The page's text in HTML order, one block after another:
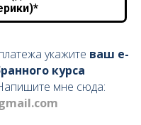
укажите ваш e-
курса
мне сюда: